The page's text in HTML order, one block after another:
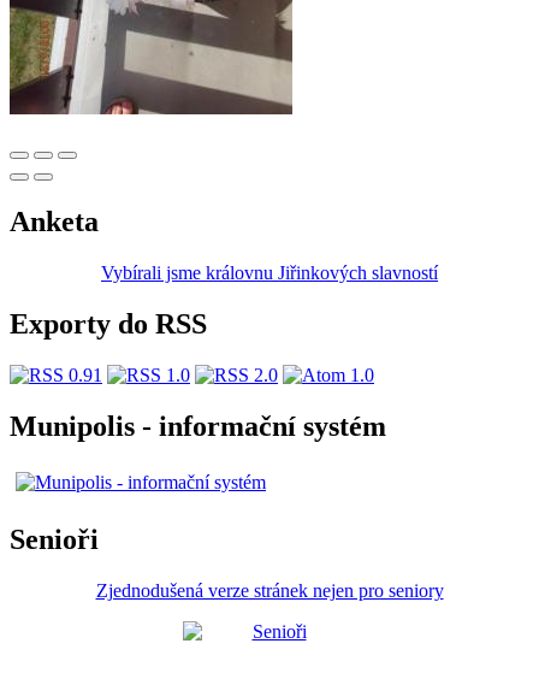
Anketa
Vybírali jsme královnu Jiřinkových slavností
Exporty do RSS
Munipolis - informační systém
Senioři
Zjednodušená verze stránek nejen pro seniory